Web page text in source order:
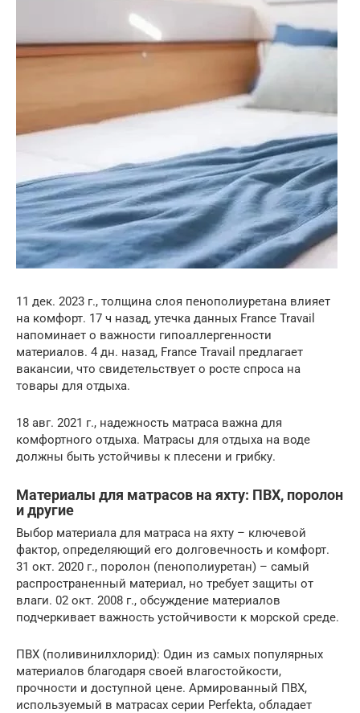
11 дек. 2023 г., толщина слоя пенополиуретана влияет
на комфорт. 17 ч назад, утечка данных France Travail
напоминает о важности гипоаллергенности
материалов. 4 дн. назад, France Travail предлагает
вакансии, что свидетельствует о росте спроса на
товары для отдыха.
18 авг. 2021 г., надежность матраса важна для
комфортного отдыха. Матрасы для отдыха на воде
должны быть устойчивы к плесени и грибку.
Материалы для матрасов на яхту: ПВХ, поролон
и другие
Выбор материала для матраса на яхту – ключевой
фактор, определяющий его долговечность и комфорт.
31 окт. 2020 г., поролон (пенополиуретан) – самый
распространенный материал, но требует защиты от
влаги. 02 окт. 2008 г., обсуждение материалов
подчеркивает важность устойчивости к морской среде.
ПВХ (поливинилхлорид): Один из самых популярных
материалов благодаря своей влагостойкости,
прочности и доступной цене. Армированный ПВХ,
используемый в матрасах серии Perfekta, обладает